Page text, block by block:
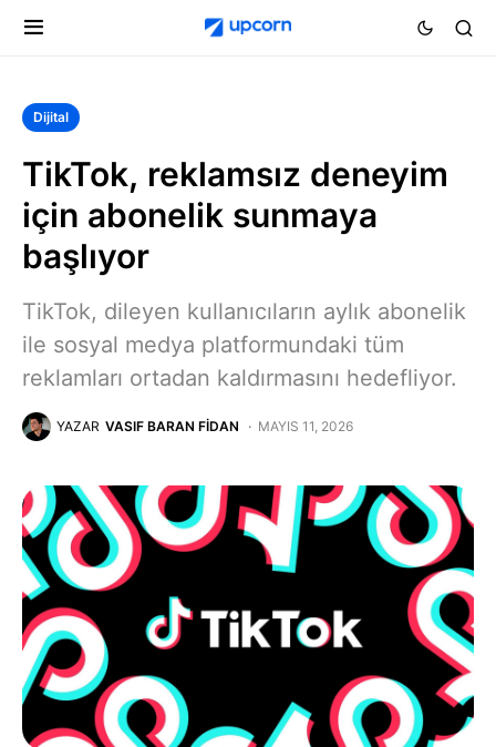
Dijital
TikTok, reklamsız deneyim
için abonelik sunmaya
başlıyor
TikTok, dileyen kullanıcıların aylık abonelik
ile sosyal medya platformundaki tüm
reklamları ortadan kaldırmasını hedefliyor.
YAZAR VASIF BARAN FIDAN MAYIS 11, 2026